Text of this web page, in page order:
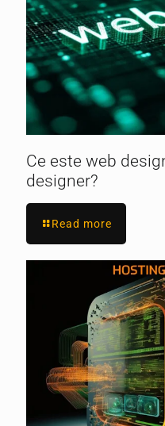
Ce este web
designer?
Read more